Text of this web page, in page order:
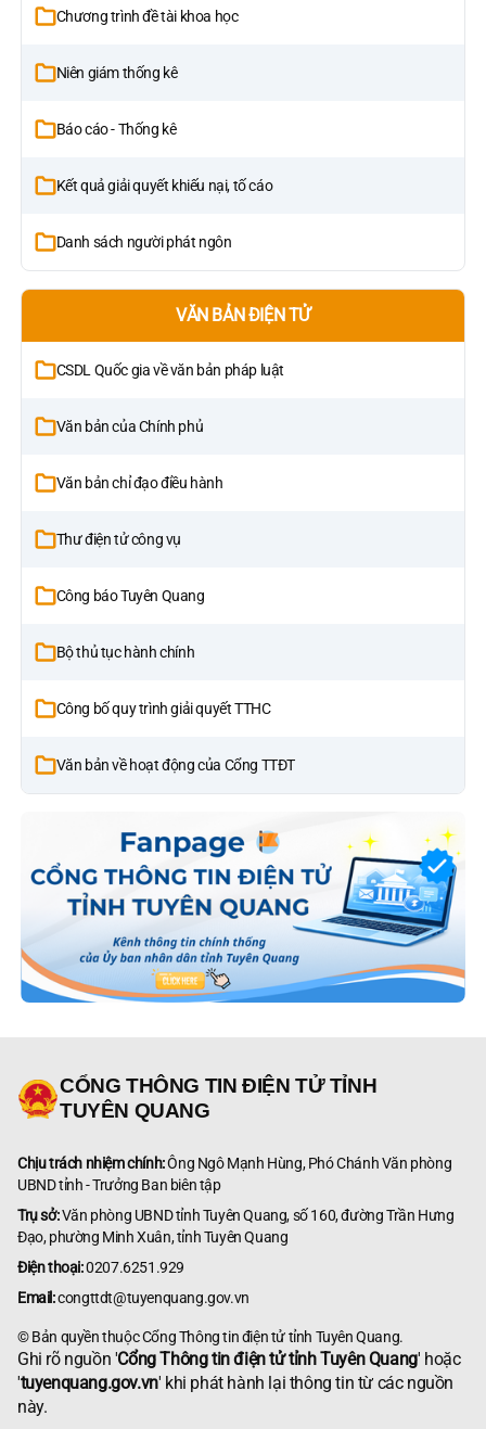
Chương trình đề tài khoa học
Niên giám thống kê
Báo cáo - Thống kê
Kết quả giải quyết khiếu nại, tố cáo
Danh sách người phát ngôn
VĂN BẢN ĐIỆN TỬ
CSDL Quốc gia về văn bản pháp luật
Văn bản của Chính phủ
Văn bản chỉ đạo điều hành
Thư điện tử công vụ
Công báo Tuyên Quang
Bộ thủ tục hành chính
Công bố quy trình giải quyết TTHC
Văn bản về hoạt động của Cổng TTĐT
CỔNG THÔNG TIN ĐIỆN TỬ TỈNH
TUYÊN QUANG
Chịu trách nhiệm chính:Ông Ngô Mạnh Hùng, Phó Chánh Văn phòng
UBND tỉnh - Trưởng Ban biên tập
Trụ sở:Văn phòng UBND tỉnh Tuyên Quang, số 160, đường Trần Hưng
Đạo, phường Minh Xuân, tỉnh Tuyên Quang
Điện thoại:0207.6251.929
Email:congttdt@tuyenquang.gov.vn
© Bản quyền thuộc Cổng Thông tin điện tử tỉnh Tuyên Quang.
Ghi rõ nguồn 'Cổng Thông tin điện tử tỉnh Tuyên Quang' hoặc
'tuyenquang.gov.vn' khi phát hành lại thông tin từ các nguồn
này.